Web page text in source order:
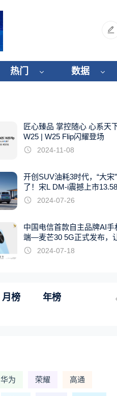
热门 数据
匠心臻品 掌控随心 心系天
W25 | W25 Flip闪耀登场
2024-11-08
开创SUV油耗3时代，“大宋
了！宋L DM-i震撼上市
起
2024-07-26
中国电信首款自主品牌AI手
端—麦芒30 5G正式发布，
触手可及2024-07-18
月榜 年榜
华为 荣耀 高通